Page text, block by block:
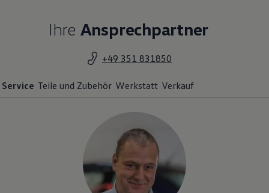
Ihre Ansprechpartner
+49 351 831850
Service Teile und Zubehör Werkstatt Verkauf